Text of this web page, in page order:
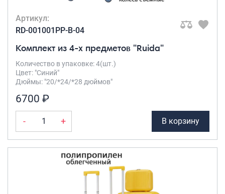
Сумки
Сумки деловые
Сумки поясные
Сумки-рюкзаки на колёсах
Рюкзаки
Рюкзаки городские
Рюкзаки школьные
Рюкзаки подростковые
Артикул:
RD-001001PP-B-04
Комплект из 4-х предметов "Ruida"
Количество в упаковке: 4(шт.)
Цвет: "Синий"
Дюймы: "20/*24/*28 дюймов"
6700 ₽
- + В корзину